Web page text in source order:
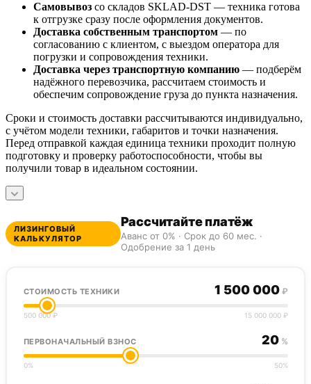
Самовывоз со складов SKLAD-DST — техника готова
к отгрузке сразу после оформления документов.
Доставка собственным транспортом — по
согласованию с клиентом, с выездом оператора для
погрузки и сопровождения техники.
Доставка через транспортную компанию — подберём
надёжного перевозчика, рассчитаем стоимость и
обеспечим сопровождение груза до пункта назначения.
Сроки и стоимость доставки рассчитываются индивидуально,
с учётом модели техники, габаритов и точки назначения.
Перед отправкой каждая единица техники проходит полную
подготовку и проверку работоспособности, чтобы вы
получили товар в идеальном состоянии.
ЛИЗИНГОВЫЙ
КАЛЬКУЛЯТОР
Рассчитайте платёж
Аванс от 0% · Срок до 60 мес. ·
Одобрение за 1 день
СТОИМОСТЬ ТЕХНИКИ 1 500 000 ₽
500 000 ₽ 15 000 000 ₽
ПЕРВОНАЧАЛЬНЫЙ ВЗНОС 20 %
0% 50%